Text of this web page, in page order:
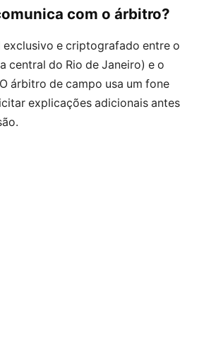
com o árbitro?
exclusivo e criptografado entre o
central do Rio de Janeiro) e o
árbitro de campo usa um fone
explicações adicionais antes